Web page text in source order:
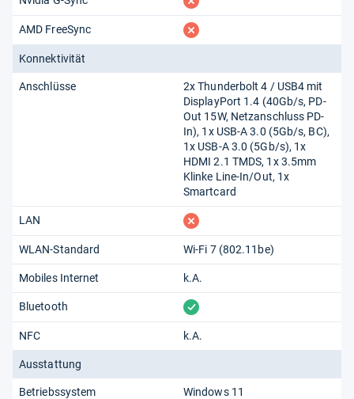
AMD FreeSync fehlt
Konnektivität
Anschlüsse
2x Thunderbolt 4 /​ USB4 mit
DisplayPort 1.4 (40Gb/​s, PD-
Out 15W, Netzanschluss PD-
In), 1x USB-A 3.0 (5Gb/​s, BC),
1x USB-A 3.0 (5Gb/​s), 1x
HDMI 2.1 TMDS, 1x 3.5mm
Klinke Line-In/​Out, 1x
Smartcard
LAN fehlt
WLAN-Standard Wi-Fi 7 (802.11​be)
Mobiles Internet k.A.
Bluetooth vorhanden
NFC k.A.
Ausstattung
Betriebssystem Windows 11